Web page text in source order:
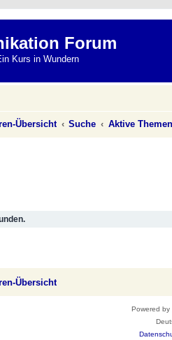
Forum
Kurs in Wundern
Übersicht Suche Aktive Themen
Übersicht
Powered by